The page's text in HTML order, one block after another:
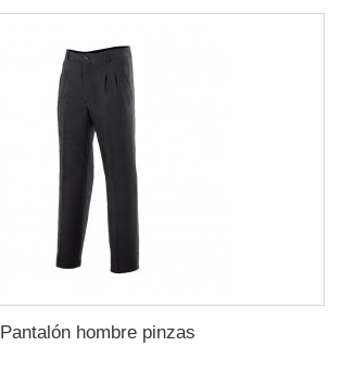
Pantalón hombre pinzas